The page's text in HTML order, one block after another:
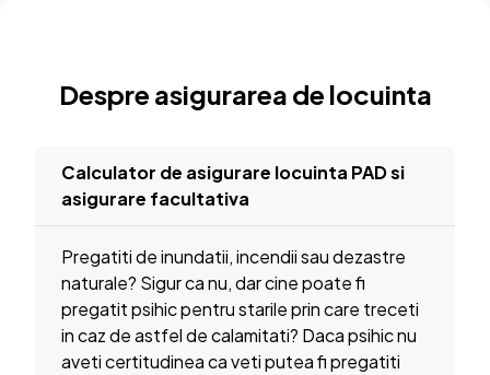
Despre asigurarea de locuinta
Calculator de asigurare locuinta PAD si
asigurare facultativa
Pregatiti de inundatii, incendii sau dezastre
naturale? Sigur ca nu, dar cine poate fi
pregatit psihic pentru starile prin care treceti
in caz de astfel de calamitati? Daca psihic nu
aveti certitudinea ca veti putea fi pregatiti